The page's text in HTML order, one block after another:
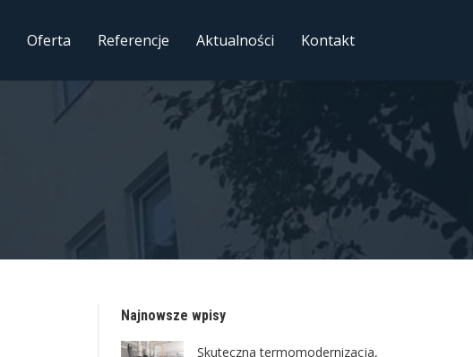
Oferta Referencje Aktualności Kontakt
Najnowsze wpisy
Skuteczna termomodernizacja,